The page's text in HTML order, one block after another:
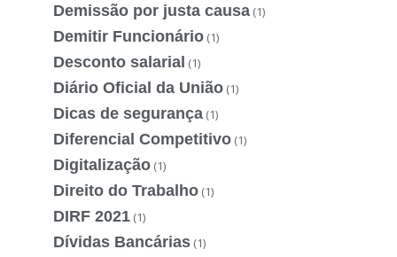
Demissão por justa causa (1)
Demitir Funcionário (1)
Desconto salarial (1)
Diário Oficial da União (1)
Dicas de segurança (1)
Diferencial Competitivo (1)
Digitalização (1)
Direito do Trabalho (1)
DIRF 2021 (1)
Dívidas Bancárias (1)